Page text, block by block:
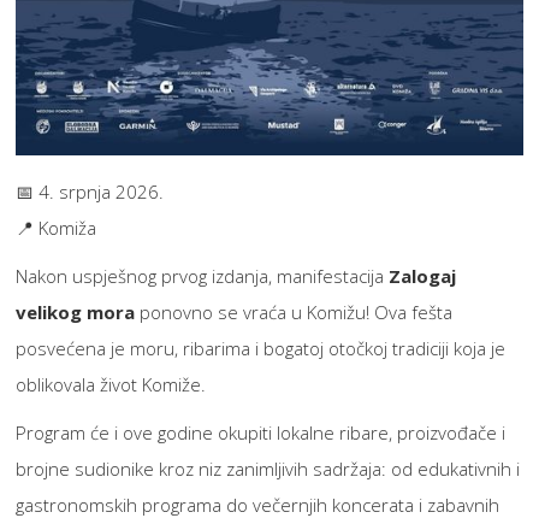
📅 4. srpnja 2026.
📍 Komiža
Nakon uspješnog prvog izdanja, manifestacija Zalogaj
velikog mora ponovno se vraća u Komižu! Ova fešta
posvećena je moru, ribarima i bogatoj otočkoj tradiciji koja je
oblikovala život Komiže.
Program će i ove godine okupiti lokalne ribare, proizvođače i
brojne sudionike kroz niz zanimljivih sadržaja: od edukativnih i
gastronomskih programa do večernjih koncerata i zabavnih